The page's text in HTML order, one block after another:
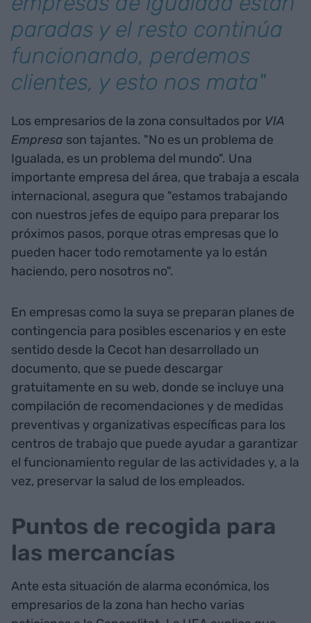
paradas y el resto continúa
funcionando, perdemos
clientes, y esto nos mata"
Los empresarios de la zona consultados por VIA
Empresa son tajantes. "No es un problema de
Igualada, es un problema del mundo". Una
importante empresa del área, que trabaja a escala
internacional, asegura que "estamos trabajando
con nuestros jefes de equipo para preparar los
próximos pasos, porque otras empresas que lo
pueden hacer todo remotamente ya lo están
haciendo, pero nosotros no".
En empresas como la suya se preparan planes de
contingencia para posibles escenarios y en este
sentido desde la Cecot han desarrollado un
documento, que se puede descargar
gratuitamente en su web, donde se incluye una
compilación de recomendaciones y de medidas
preventivas y organizativas específicas para los
centros de trabajo que puede ayudar a garantizar
el funcionamiento regular de las actividades y, a la
vez, preservar la salud de los empleados.
Puntos de recogida para
las mercancías
Ante esta situación de alarma económica, los
empresarios de la zona han hecho varias